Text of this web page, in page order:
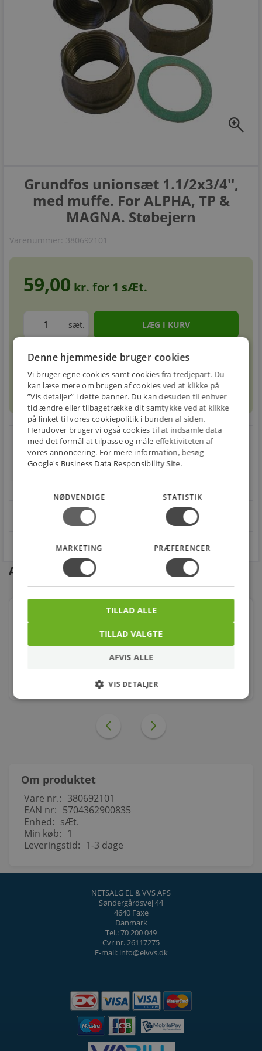
zoom_in
Grundfos unionsæt 1.1/2x3/4'',
med muffe. For ALPHA, TP &
MAGNA. Støbejern
Varenummer: 380692101
59,00 kr. for 1 sÆt.
sæt.
circleForventet leveringstid: 1-3 hverdageinfo
sellPrismatchinfo
E-MÆRKET
os
local_shipping
BILLIG
Fra 49,00 kr.
restart_alt
Nem returnering
4.1 på Trustpilot 11,691 anmeldelser
Andre kunder købte også
Grundfoss Magna3 25-100 180mm
Varenr.: 380790100
7.951,00
Om produktet
Vare nr.: 380692101
EAN nr: 5704362900835
Enhed: sÆt.
Min køb: 1
Leveringstid: 1-3 dage
NETSALG EL & VVS APS
Søndergårdsvej 44
4640 Faxe
Danmark
Tel.: 70 200 049
Cvr nr. 26117275
E-mail: info@elvvs.dk
Denne hjemmeside bruger cookies
Vi bruger egne cookies samt cookies fra tredjepart. Du
kan læse mere om brugen af cookies ved at klikke på
”Vis detaljer” i dette banner. Du kan desuden til enhver
tid ændre eller tilbagetrække dit samtykke ved at klikke
på linket til vores cookiepolitik i bunden af siden.
Herudover bruger vi også cookies til at indsamle data
med det formål at tilpasse og måle effektiviteten af
vores annoncering. For mere information, besøg
Google's Business Data Responsibility Site.
NØDVENDIGE STATISTIK
MARKETING PRÆFERENCER
TILLAD VALGTE
TILLAD ALLE
AFVIS ALLE
VIS DETALJER